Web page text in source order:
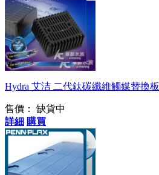
長效淨化水質
Hydra 艾洁 二代鈦碳纖維觸媒替換板
售價：
缺貨中
詳細 購買